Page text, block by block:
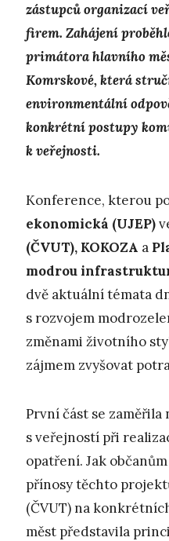
zástupců organizací
firem. Zahájení
primátora hlavního
Komrskové, která
environmentální
konkrétní postupy
k veřejnosti.
Konference, kterou
ekonomická (UJEP)
(ČVUT), KOKOZA a
modrou
dvě aktuální témata
s rozvojem
změnami životního
zájmem zvyšovat
První část se
s veřejností při
opatření. Jak
přínosy těchto
(ČVUT) na
měst představila